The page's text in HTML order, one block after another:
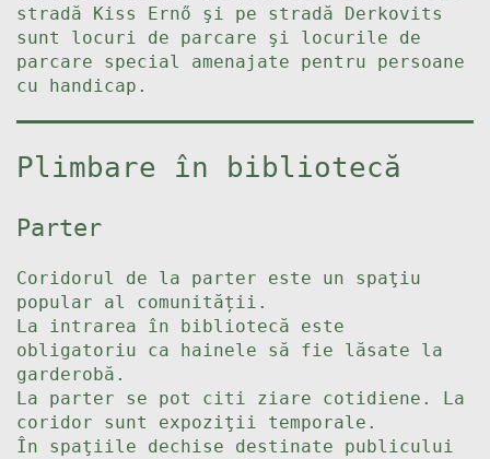
stradă Kiss Ernő şi pe stradă Derkovits
sunt locuri de parcare şi locurile de
parcare special amenajate pentru persoane
cu handicap.
Plimbare în bibliotecă
Parter
Coridorul de la parter este un spaţiu
popular al comunității.
La intrarea în bibliotecă este
obligatoriu ca hainele să fie lăsate la
garderobă.
La parter se pot citi ziare cotidiene. La
coridor sunt expoziţii temporale.
În spaţiile dechise destinate publicului